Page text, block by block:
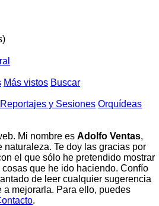
Más vistos Buscar
Reportajes y Sesiones Orquídeas
Mi nombre es Adolfo Ventas,
naturaleza. Te doy las gracias por
el que sólo he pretendido mostrar
que he ido haciendo. Confío
de leer cualquier sugerencia
a mejorarla. Para ello, puedes
.